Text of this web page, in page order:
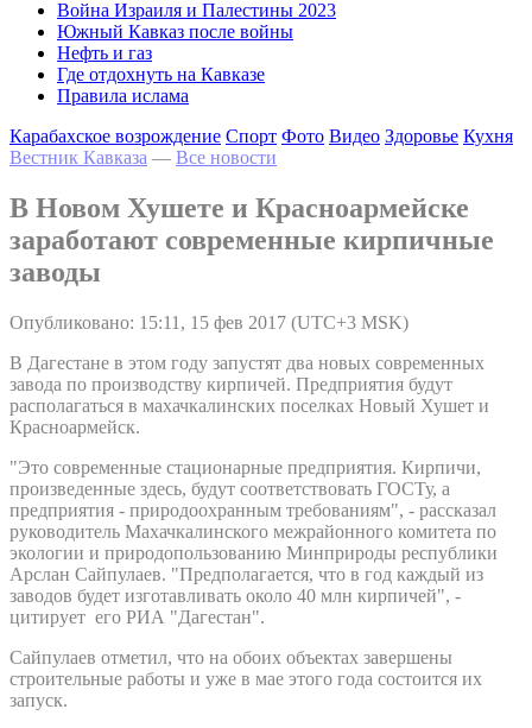
Война Израиля и Палестины 2023
Южный Кавказ после войны
Нефть и газ
Где отдохнуть на Кавказе
Правила ислама
Карабахское возрождение Спорт Фото Видео Здоровье Кухня
Вестник Кавказа — Все новости
В Новом Хушете и Красноармейске
заработают современные кирпичные
заводы
Опубликовано: 15:11, 15 фев 2017 (UTC+3 MSK)
В Дагестане в этом году запустят два новых современных
завода по производству кирпичей. Предприятия будут
располагаться в махачкалинских поселках Новый Хушет и
Красноармейск.
"Это современные стационарные предприятия. Кирпичи,
произведенные здесь, будут соответствовать ГОСТу, а
предприятия - природоохранным требованиям", - рассказал
руководитель Махачкалинского межрайонного комитета по
экологии и природопользованию Минприроды республики
Арслан Сайпулаев. "Предполагается, что в год каждый из
заводов будет изготавливать около 40 млн кирпичей", -
цитирует его РИА "Дагестан".
Сайпулаев отметил, что на обоих объектах завершены
строительные работы и уже в мае этого года состоится их
запуск.